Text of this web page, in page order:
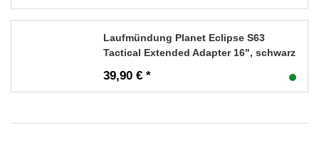
Laufmündung Planet Eclipse S63
Tactical Extended Adapter 16", schwarz
39,90 € *